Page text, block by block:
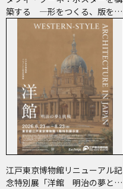
築する ―形をつくる、版をつ
くる、表現をつくる―
江戸東京博物館リニューアル記
念特別展「洋館 明治の夢と挑